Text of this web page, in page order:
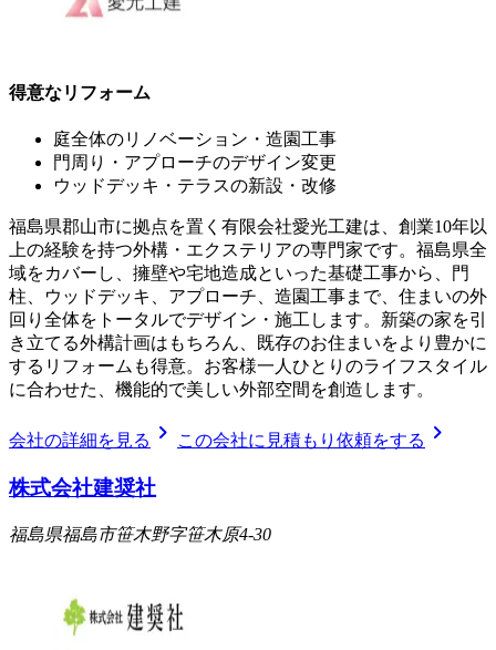
得意なリフォーム
庭全体のリノベーション・造園工事
門周り・アプローチのデザイン変更
ウッドデッキ・テラスの新設・改修
福島県郡山市に拠点を置く有限会社愛光工建は、創業10年以
上の経験を持つ外構・エクステリアの専門家です。福島県全
域をカバーし、擁壁や宅地造成といった基礎工事から、門
柱、ウッドデッキ、アプローチ、造園工事まで、住まいの外
回り全体をトータルでデザイン・施工します。新築の家を引
き立てる外構計画はもちろん、既存のお住まいをより豊かに
するリフォームも得意。お客様一人ひとりのライフスタイル
に合わせた、機能的で美しい外部空間を創造します。
会社の詳細を見る chevron_right この会社に見積もり依頼をする chevron_right
株式会社建奨社
福島県福島市笹木野字笹木原4-30